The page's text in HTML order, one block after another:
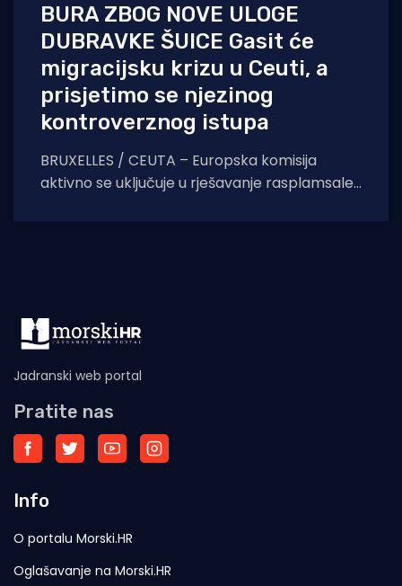
BURA ZBOG NOVE ULOGE
DUBRAVKE ŠUICE Gasit će
migracijsku krizu u Ceuti, a
prisjetimo se njezinog
kontroverznog istupa
BRUXELLES / CEUTA – Europska komisija
aktivno se uključuje u rješavanje rasplamsale
Jadranski web portal
Pratite nas
Info
O portalu Morski.HR
Oglašavanje na Morski.HR